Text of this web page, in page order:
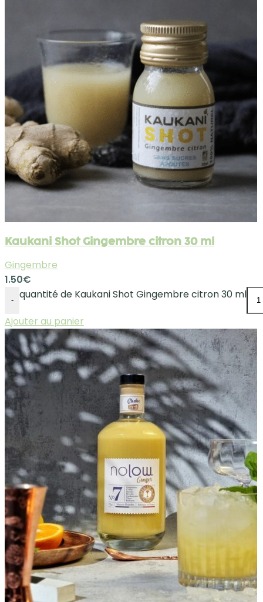
Kaukani Shot Gingembre citron 30 ml
Gingembre
1.50€
-
quantité de Kaukani Shot Gingembre citron 30 ml
Ajouter au panier